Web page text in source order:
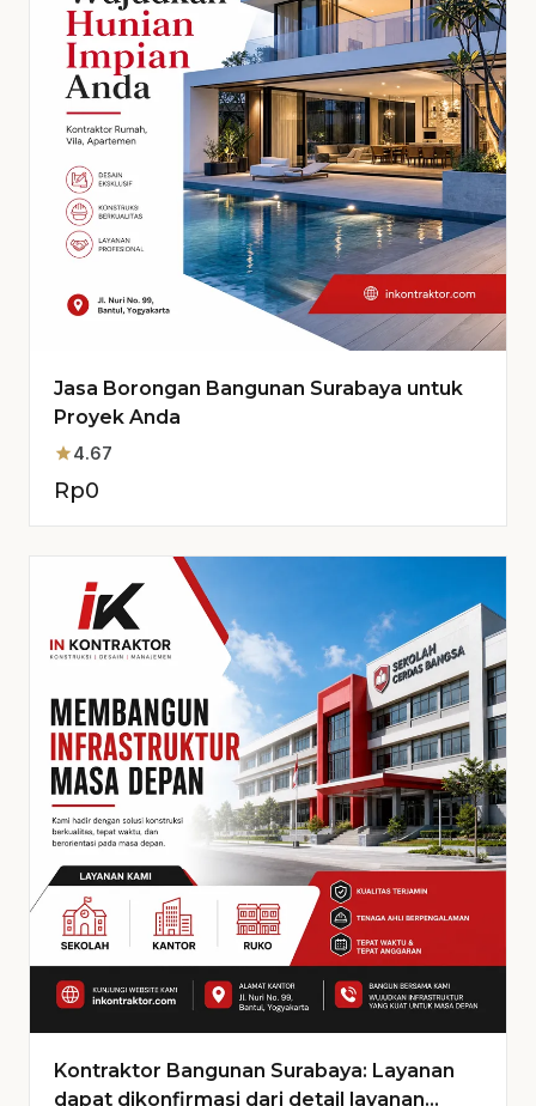
Jasa Borongan Bangunan Surabaya untuk
Proyek Anda
star4.67
Rp0
Kontraktor Bangunan Surabaya: Layanan
dapat dikonfirmasi dari detail layanan